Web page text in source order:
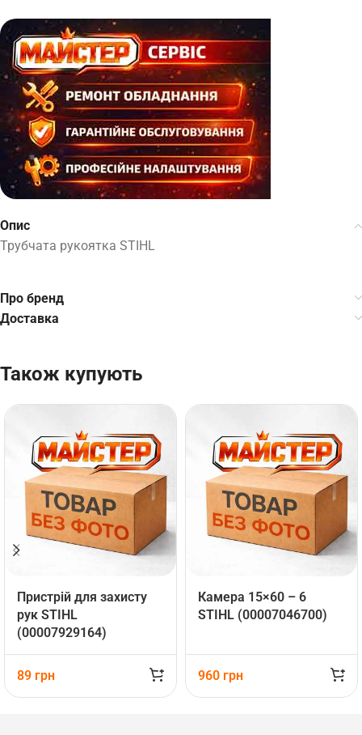
Опис
Трубчата рукоятка STIHL
Про бренд
Доставка
Також купують
Пристрій для захисту
рук STIHL
(00007929164)
89 грн
Камера 15×60 – 6
STIHL (00007046700)
960 грн